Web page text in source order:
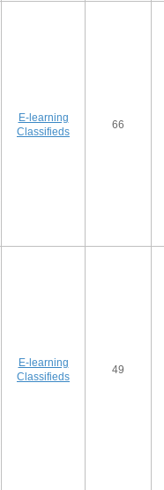
E-learning
Classifieds
66
E-learning
Classifieds
49